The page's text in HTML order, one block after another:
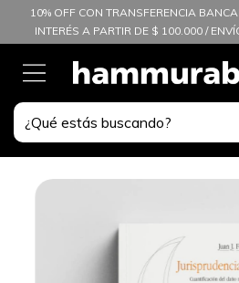
10% OFF CON TRANSFERENCIA
INTERÉS A PARTIR DE $ 100.000 /